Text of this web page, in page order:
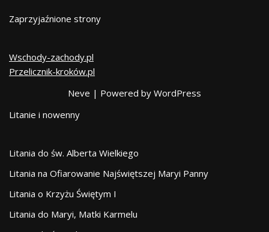
Zaprzyjaźnione strony
Wschody-zachody.pl
Przelicznik-kroków.pl
Neve | Powered by WordPress
Litanie i nowenny
Litania do św. Alberta Wielkiego
Litania na Ofiarowanie Najświętszej Maryi Panny
Litania o Krzyżu Świętym I
Litania do Maryi, Matki Karmelu